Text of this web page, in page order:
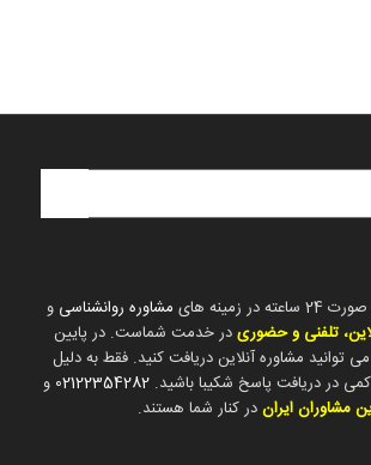
در زمینه های مشاوره روانشناسی و
تلفنی و حضوریدر خدمت شماست. در پایین
توانید مشاوره آنلاین دریافت کنید. فقط به دلیل
کمی در دریافت پاسخ شکیبا باشید. 02122354282 و
مشاوران ایراندر کنار شما هستند.